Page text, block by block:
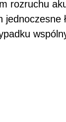
rozruchu